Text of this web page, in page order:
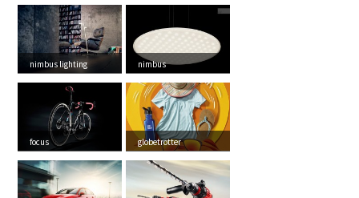
nimbus lighting nimbus
focus globetrotter